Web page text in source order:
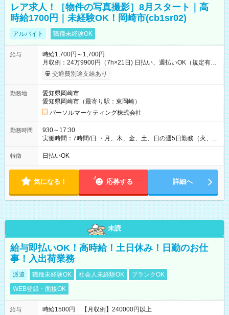
レア求人！［物件の写真撮影］8月スタート｜高
時給1700円｜未経験OK！岡崎市(cb1sr02)
アルバイト 職種未経験OK
給与
時給1,700円～1,700円
月収例：24万9900円（7h×21日) 日払い、週払いOK（規定有
り） 【試用期間】試用期間なし
交通費別途支給あり
勤務地
愛知県岡崎市
愛知県岡崎市（最寄り駅：東岡崎）
パーソルマーケティング株式会社
勤務時間
930～17:30
実働時間：7時間/日 ・月、木、金、土、日の週5日勤務（火、水
は固定休です／夏季、年末年始等、長期休暇有り！） ・ワンシ
フト！ 残業ほぼナシ（0～5h/月）
特徴 日払いOK
気になる！ 応募する 詳細へ
未読
給与即払いOK！高時給！土日休み！日勤のお仕
事！入出荷業務
派遣 職種未経験OK 社会人未経験OK
ブランクOK
WEB登録・面接OK
給与 時給1500円 【月収例】240000円以上